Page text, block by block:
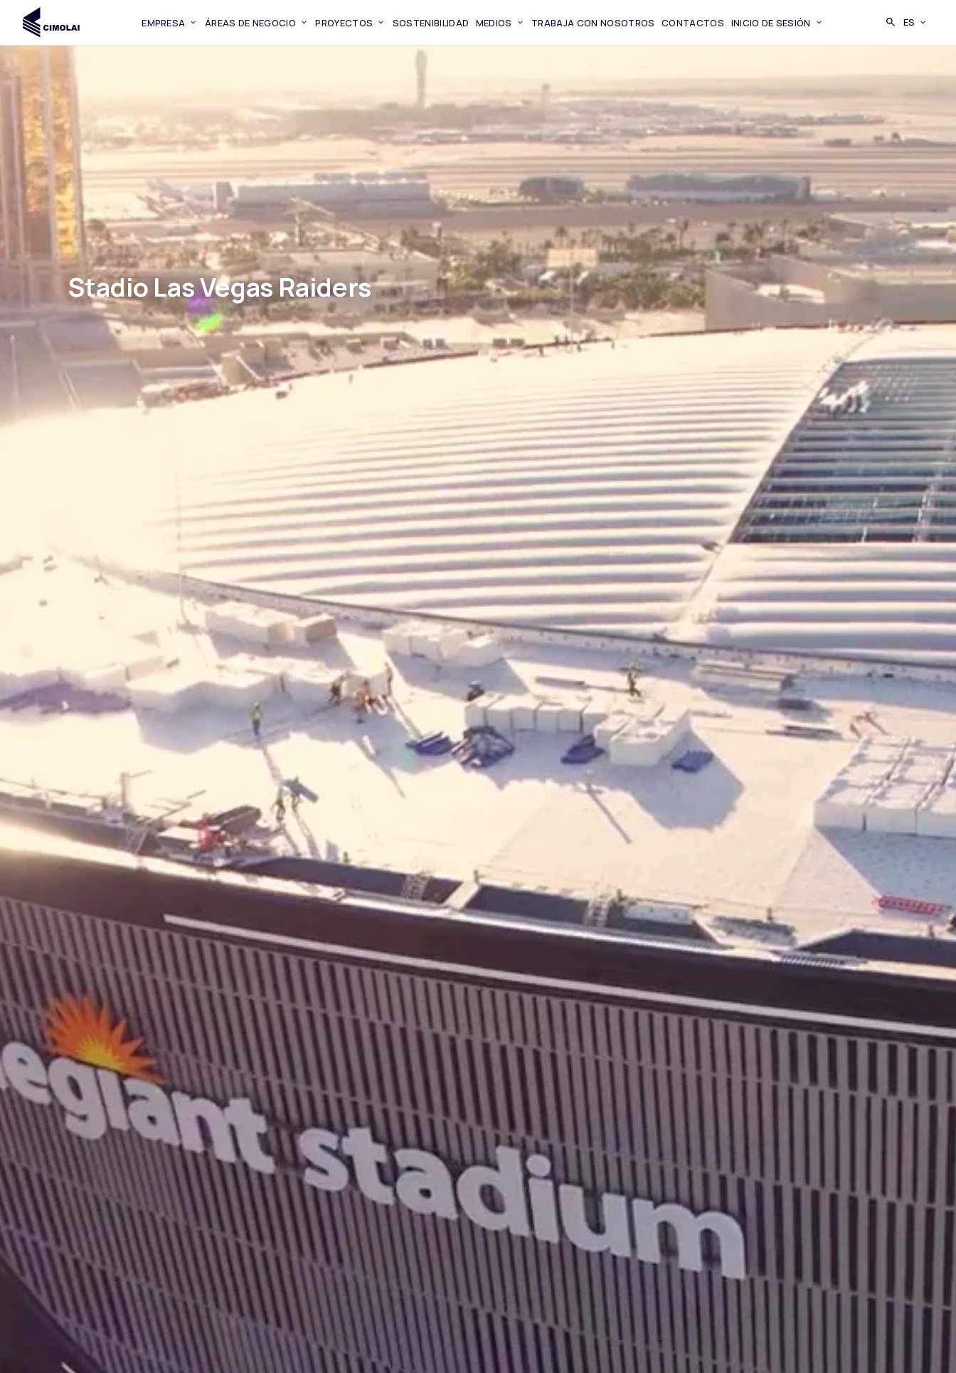
EMPRESA ÁREAS DE NEGOCIO PROYECTOS SOSTENIBILIDAD MEDIOS TRABAJA CON NOSOTROS CONTACTOS INICIO DE SESIÓN BUSCAR
CAMBIA
ES
Stadio Las Vegas Raiders